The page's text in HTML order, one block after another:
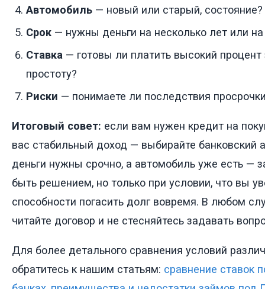
Автомобиль — новый или старый, состояние?
Срок — нужны деньги на несколько лет или на
Ставка — готовы ли платить высокий процент
простоту?
Риски — понимаете ли последствия
Итоговый совет: если вам нужен кредит на
вас стабильный доход — выбирайте банковский
деньги нужны срочно, а автомобиль уже есть —
быть решением, но только при условии, что вы
способности погасить долг вовремя. В любом
читайте договор и не стесняйтесь задавать
Для более детального сравнения условий
обратитесь к нашим статьям: сравнение ставок